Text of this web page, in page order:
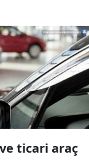
ticari araç